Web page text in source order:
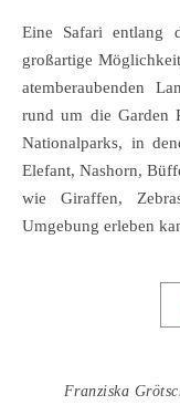
Eine Safari entlang der Garden Route in Südafrika ist eine
großartige
atemberaubenden
rund um die Garden
Nationalparks, in
Elefant, Nashorn,
wie Giraffen,
Umgebung erleben
Franziska